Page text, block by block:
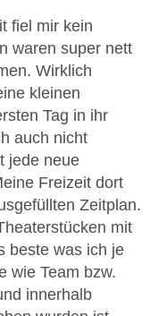
fiel mir kein
waren super nett
Wirklich
kleinen
Tag in ihr
auch nicht
jede neue
Freizeit dort
Zeitplan.
mit
beste was ich je
wie Team bzw.
innerhalb